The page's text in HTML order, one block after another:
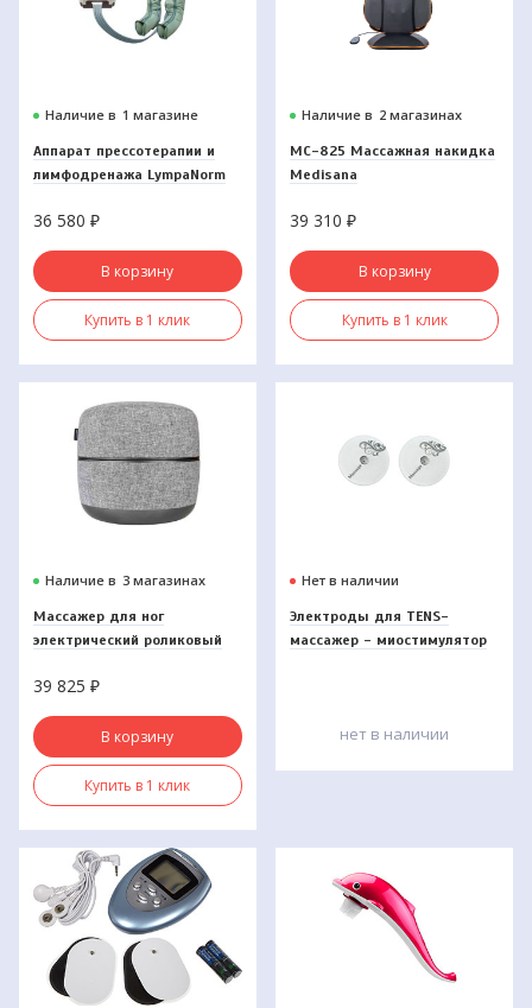
Наличие в 1 магазине
Аппарат прессотерапии и
лимфодренажа LympaNorm
36 580 ₽
В корзину
Купить в 1 клик
Наличие в 2 магазинах
МС-825 Массажная накидка
Medisana
39 310₽
В корзину
Купить в 1 клик
Наличие в 3 магазинах
Массажер для ног
электрический роликовый
39 825 ₽
В корзину
Купить в 1 клик
Нет в наличии
Электроды для TENS-
массажер - миостимулятор
нет в наличии